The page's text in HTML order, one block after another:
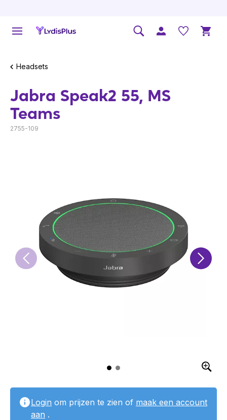
Headsets
Jabra Speak2 55, MS
Teams
2755-109
Login om prijzen te zien of maak een account
aan .